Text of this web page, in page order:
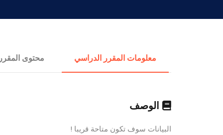
معلومات المقرر الدراسي محتوى
الوصف
البيانات سوف تكون متاحة قريبا !